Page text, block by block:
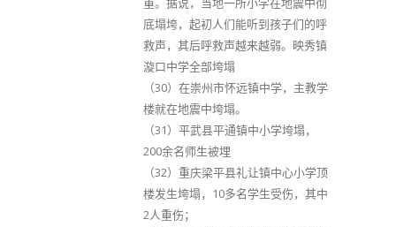
底塌垮，起初人们能听到孩子们的呼
救声，其后呼救声越来越弱。映秀镇
漩口中学全部垮塌
（30）在崇州市怀远镇中学，主教学
楼就在地震中垮塌。
（31）平武县平通镇中小学垮塌，
200余名师生被埋
（32）重庆梁平县礼让镇中心小学顶
楼发生垮塌，10多名学生受伤，其中
2人重伤；